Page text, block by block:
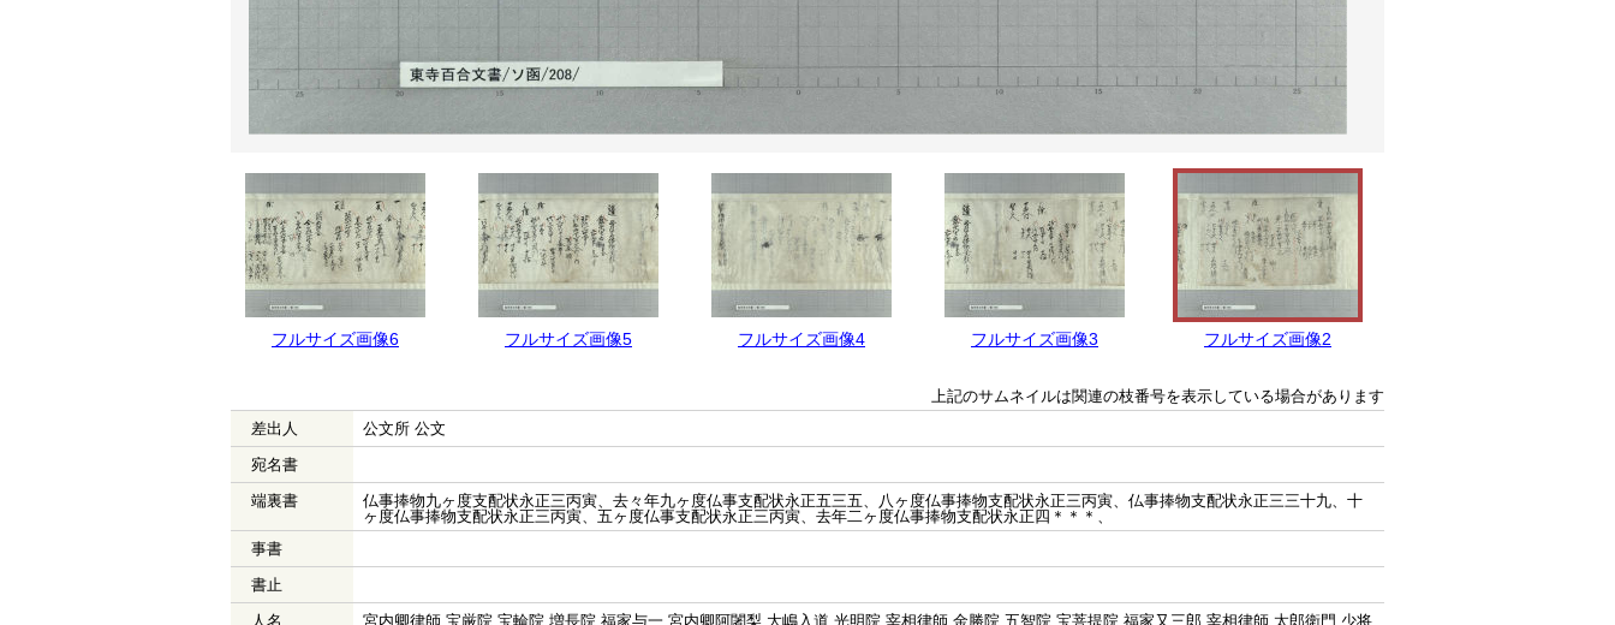
フルサイズ画像6 フルサイズ画像5 フルサイズ画像4 フルサイズ画像3 フルサイズ画像2
上記のサムネイルは関連の枝番号を表示している場合があります
差出人
公文所 公文
宛名書
端裏書
仏事捧物九ヶ度支配状永正三丙寅、去々年九ヶ度仏事支配状永正五三五、八ヶ度仏事捧物支配状永正三丙寅、仏事捧物支配状永正三三十九、十
ヶ度仏事捧物支配状永正三丙寅、五ヶ度仏事支配状永正三丙寅、去年二ヶ度仏事捧物支配状永正四＊＊＊、
事書
書止
人名
宮内卿律師 宝厳院 宝輪院 増長院 福家与一 宮内卿阿闍梨 大嶋入道 光明院 宰相律師 金勝院 五智院 宝菩提院 福家又三郎 宰相律師 太郎衛門 少将